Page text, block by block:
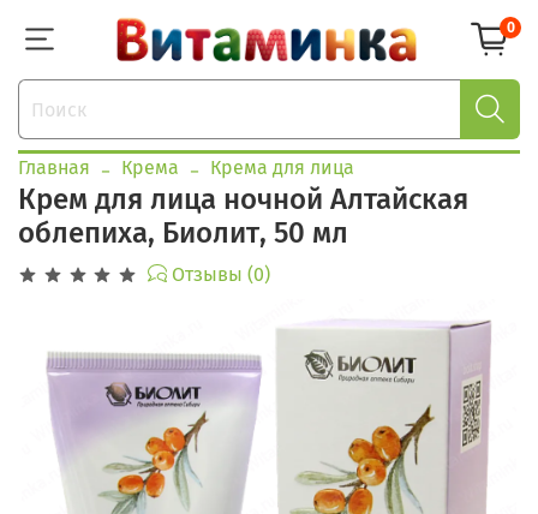
0
Главная Крема Крема для лица
Крем для лица ночной Алтайская
облепиха, Биолит, 50 мл
Отзывы (0)